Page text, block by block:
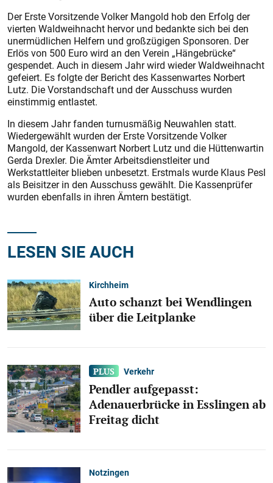
Der Erste Vorsitzende Volker Mangold hob den Erfolg der
vierten Waldweihnacht hervor und bedankte sich bei den
unermüdlichen Helfern und großzügigen Sponsoren. Der
Erlös von 500 Euro wird an den Verein „Hängebrücke“
gespendet. Auch in diesem Jahr wird wieder Waldweihnacht
gefeiert. Es folgte der Bericht des Kassenwartes Norbert
Lutz. Die Vorstandschaft und der Ausschuss wurden
einstimmig entlastet.
In diesem Jahr fanden turnusmäßig Neuwahlen statt.
Wiedergewählt wurden der Erste Vorsitzende Volker
Mangold, der Kassenwart Norbert Lutz und die Hüttenwartin
Gerda Drexler. Die Ämter Arbeitsdienstleiter und
Werkstattleiter blieben unbesetzt. Erstmals wurde Klaus Pesl
als Beisitzer in den Ausschuss gewählt. Die Kassenprüfer
wurden ebenfalls in ihren Ämtern bestätigt.
LESEN SIE AUCH
Kirchheim
Auto schanzt bei Wendlingen
über die Leitplanke
Verkehr
Pendler aufgepasst:
Adenauerbrücke in Esslingen ab
Freitag dicht
Notzingen